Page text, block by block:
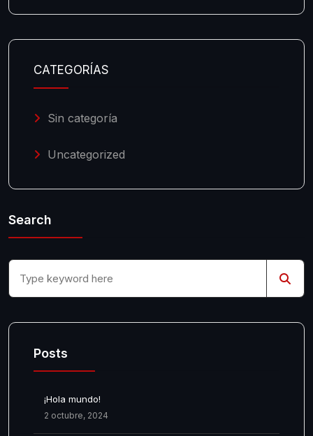
CATEGORÍAS
Sin categoría
Uncategorized
Search
Posts
¡Hola mundo!
2 octubre, 2024